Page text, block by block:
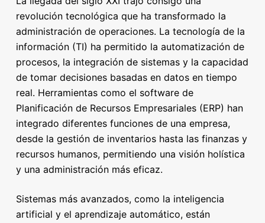
revolución tecnológica que ha transformado la
administración de operaciones. La tecnología de la
información (TI) ha permitido la automatización de
procesos, la integración de sistemas y la capacidad
de tomar decisiones basadas en datos en tiempo
real. Herramientas como el software de
Planificación de Recursos Empresariales (ERP) han
integrado diferentes funciones de una empresa,
desde la gestión de inventarios hasta las finanzas y
recursos humanos, permitiendo una visión holística
y una administración más eficaz.
Sistemas más avanzados, como la inteligencia
artificial y el aprendizaje automático, están